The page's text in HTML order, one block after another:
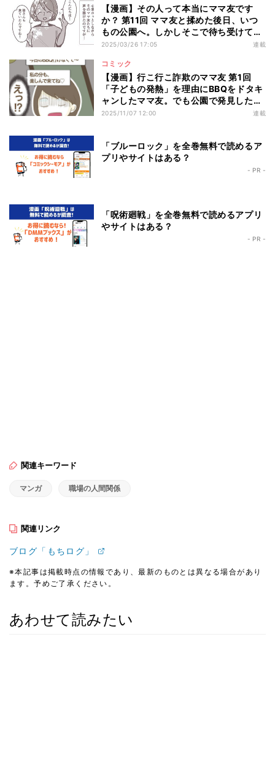
【漫画】その人って本当にママ友です
か？ 第11回 ママ友と揉めた後日、いつ
もの公園へ。しかしそこで待ち受けてい
たのは――?
2025/03/26 17:05 連載
コミック
【漫画】行こ行こ詐欺のママ友 第1回
「子どもの発熱」を理由にBBQをドタキ
ャンしたママ友。でも公園で発見したの
は…!?
2025/11/07 12:00 連載
「ブルーロック」を全巻無料で読めるア
プリやサイトはある？
- PR -
「呪術廻戦」を全巻無料で読めるアプリ
やサイトはある？
- PR -
関連キーワード
マンガ 職場の人間関係
関連リンク
ブログ「もちログ」
※本記事は掲載時点の情報であり、最新のものとは異なる場合があり
ます。予めご了承ください。
あわせて読みたい